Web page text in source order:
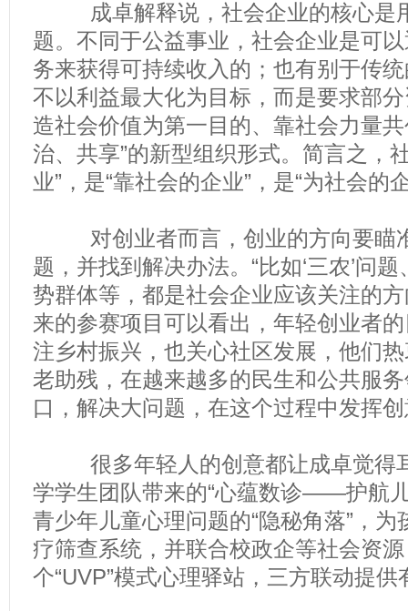
成卓解释说，社会企业的核心是
题。不同于公益事业，社会企业是可
务来获得可持续收入的；也有别于传
不以利益最大化为目标，而是要求部
造社会价值为第一目的、靠社会力量
治、共享”的新型组织形式。简言之，
业”，是“靠社会的企业”，是“为社会的
对创业者而言，创业的方向要瞄
题，并找到解决办法。“比如‘三农’问
势群体等，都是社会企业应该关注的
来的参赛项目可以看出，年轻创业者
注乡村振兴，也关心社区发展，他们
老助残，在越来越多的民生和公共服
口，解决大问题，在这个过程中发挥
很多年轻人的创意都让成卓觉得
学学生团队带来的“心蕴数诊——护航
青少年儿童心理问题的“隐秘角落”，
疗筛查系统，并联合校政企等社会资
个“UVP”模式心理驿站，三方联动提